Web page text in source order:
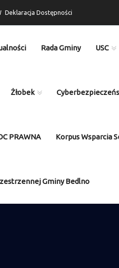
Deklaracja Dostępności
Rada Gminy USC
Żłobek
PRAWNA Korpus Wsparcia
Gminy Bedlno